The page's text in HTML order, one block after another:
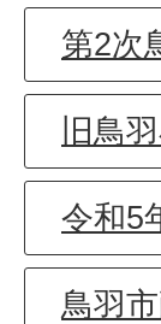
第2次
旧鳥
令和5
鳥羽